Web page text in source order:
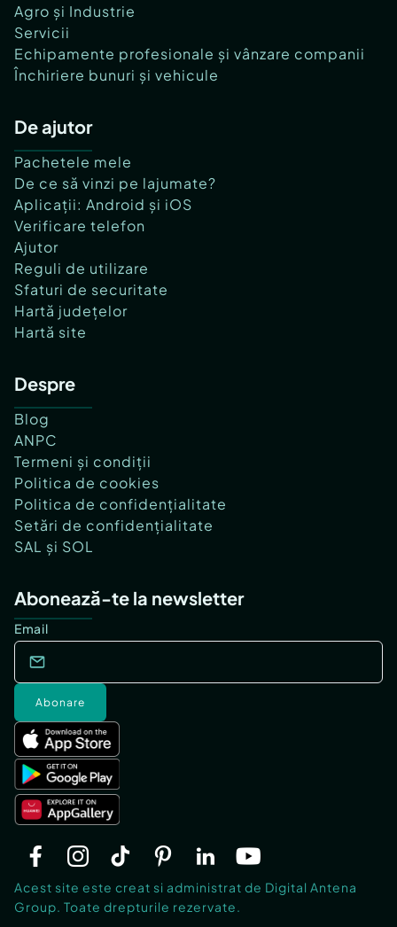
Agro și Industrie
Servicii
Echipamente profesionale și vânzare companii
Închiriere bunuri și vehicule
De ajutor
Pachetele mele
De ce să vinzi pe lajumate?
Aplicații: Android și iOS
Verificare telefon
Ajutor
Reguli de utilizare
Sfaturi de securitate
Hartă județelor
Hartă site
Despre
Blog
ANPC
Termeni și condiții
Politica de cookies
Politica de confidențialitate
Setări de confidențialitate
SAL și SOL
Abonează-te la newsletter
Email
Abonare
Acest site este creat si administrat de Digital Antena
Group. Toate drepturile rezervate.